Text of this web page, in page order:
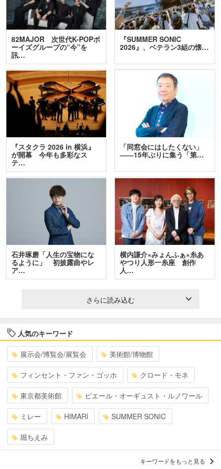
82MAJOR 次世代K-POPボ
ーイズグループの“今”を
訊…
『SUMMER SONIC
2026』、ベテラン3組の懐…
『スタクラ 2026 in 横浜』
が開幕 今年も多彩なス
テ…
「同窓会にはしたくない」
――15年ぶりに集う「第…
石井琢磨「人生の宝物にな
るように」 初披露曲やレ
ア…
横内謙介×みょんふぁ×糸あ
やつり人形一糸座 創作
人…
さらに読み込む
人気のキーワード
展示会/博覧会/展覧会 美術館/博物館
フィンセント・ファン・ゴッホ クロード・モネ
東京都美術館 ピエール・オーギュスト・ルノワール
ミレー HIMARI SUMMER SONIC
堀ちえみ
キーワードをもっと見る